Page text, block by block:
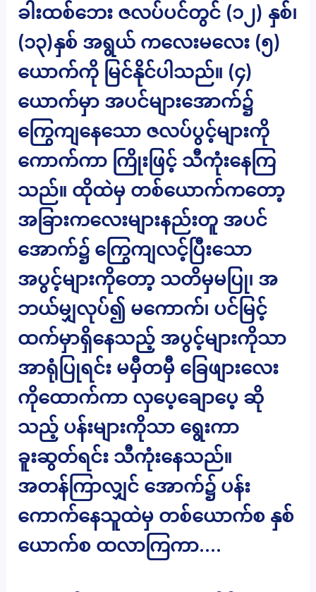
ခါးထစ်ဘေး ဇလပ်ပင်တွင် (၁၂) နှစ်၊
(၁၃)နှစ် အရွယ် ကလေးမလေး (၅)
ယောက်ကို မြင်နိုင်ပါသည်။ (၄)
ယောက်မှာ အပင်များအောက်၌
ကြွေကျနေသော ဇလပ်ပွင့်များကို
ကောက်ကာ ကြိုးဖြင့် သီကုံးနေကြ
သည်။ ထိုထဲမှ တစ်ယောက်ကတော့
အခြားကလေးများနည်းတူ အပင်
အောက်၌ ကြွေကျလင့်ပြီးသော
အပွင့်များကိုတော့ သတိမှမပြု၊ အ
ဘယ်မျှလုပ်၍ မကောက်၊ ပင်မြင့်
ထက်မှာရှိနေသည့် အပွင့်များကိုသာ
အာရုံပြုရင်း မမှီတမှီ ခြေဖျားလေး
ကိုထောက်ကာ လှပေ့ချောပေ့ ဆို
သည့် ပန်းများကိုသာ ရွေးကာ
ခူးဆွတ်ရင်း သီကုံးနေသည်။
အတန်ကြာလျှင် အောက်၌ ပန်း
ကောက်နေသူထဲမှ တစ်ယောက်စ နှစ်
ယောက်စ ထလာကြကာ….